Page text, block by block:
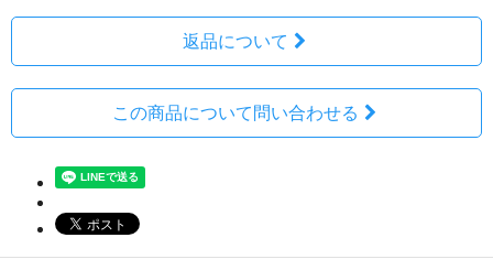
返品について
この商品について問い合わせる